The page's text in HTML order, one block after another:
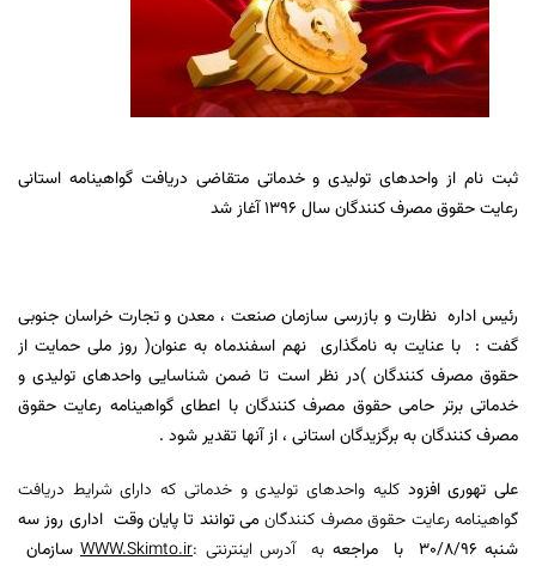
ثبت نام از واحدهای تولیدی و خدماتی متقاضی دریافت گواهینامه استانی
رعایت حقوق مصرف کنندگان سال 1396 آغاز شد
رئیس اداره نظارت و بازرسی سازمان صنعت ، معدن و تجارت خراسان جنوبی
گفت : با عنایت به نامگذاری نهم اسفندماه به عنوان( روز ملی حمایت از
حقوق مصرف کنندگان )در نظر است تا ضمن شناسایی واحدهای تولیدی و
خدماتی برتر حامی حقوق مصرف کنندگان با اعطای گواهینامه رعایت حقوق
مصرف کنندگان به برگزیدگان استانی ، از آنها تقدیر شود .
علی تهوری افزودکلیه واحدهای تولیدی و خدماتی که دارای شرایط دریافت
گواهینامه رعایت حقوق مصرف کنندگان می توانند تا پایان وقت اداری روز سه
شنبه 30/8/96 با مراجعه
به آدرس اینترنتی :WWW.Skimto.ir سازمان